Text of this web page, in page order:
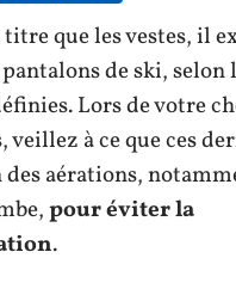
que les vestes, il
de ski, selon
Lors de votre
veillez à ce que ces
aérations,
pour éviter la
.